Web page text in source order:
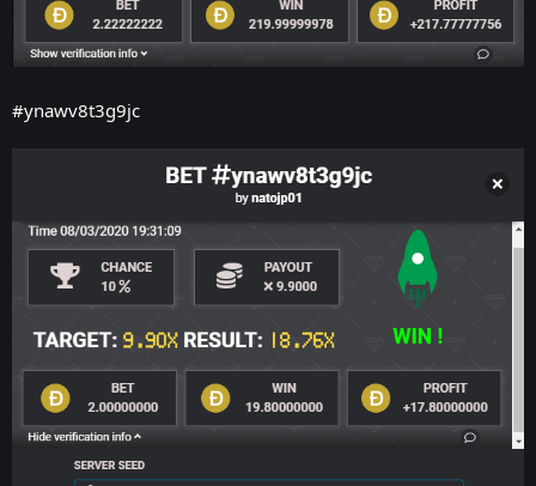
#ynawv8t3g9jc